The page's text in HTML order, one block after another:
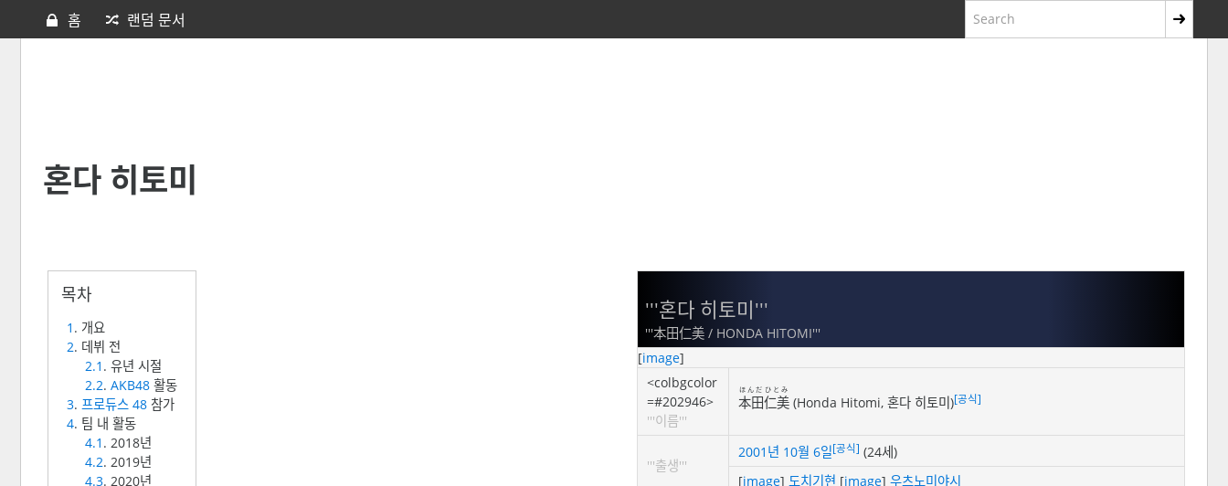
홈 랜덤 문서
혼다 히토미
'''혼다 히토미'''
'''本田仁美 / HONDA HITOMI'''
[image]
<colbgcolor
=#202946>
'''이름'''
本田
ほんだ
仁美
ひとみ
(Honda Hitomi, 혼다 히토미)[공식]
'''출생'''
2001년 10월 6일[공식] (24세)
[image] 도치기현 [image] 우츠노미야시
1 . 개요
2. 데뷔 전
2.1 . 유년 시절
2.2. AKB48 활동
3. 프로듀스 48 참가
4. 팀 내 활동
4.1 . 2018년
4.2. 2019년
4.3. 2020년